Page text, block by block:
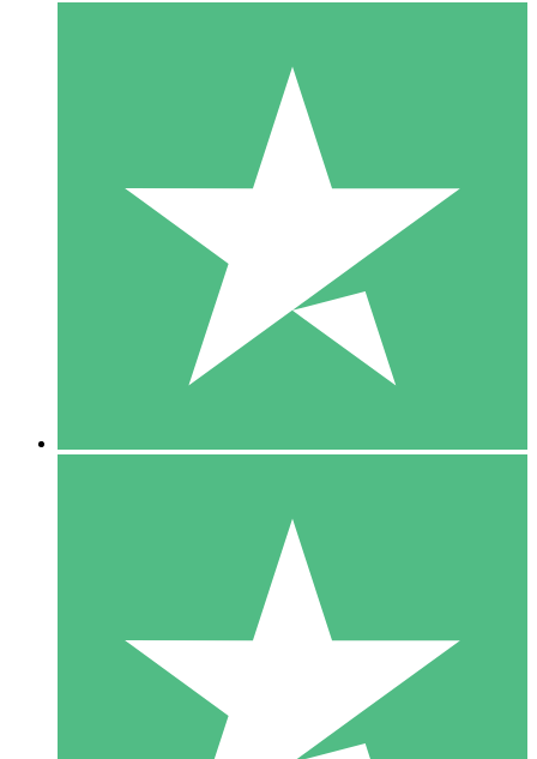
Pacchetti di Crediti Individuali
Paga a consumo con crediti di download. Nessun impegno
1 Download
10
US$1500
10 Download
20